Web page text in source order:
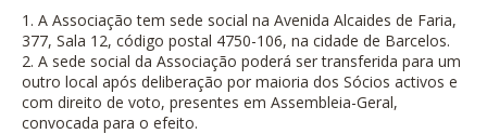
1. A Associação tem sede social na Avenida Alcaides de Faria,
377, Sala 12, código postal 4750-106, na cidade de Barcelos.
2. A sede social da Associação poderá ser transferida para um
outro local após deliberação por maioria dos Sócios activos e
com direito de voto, presentes em Assembleia-Geral,
convocada para o efeito.